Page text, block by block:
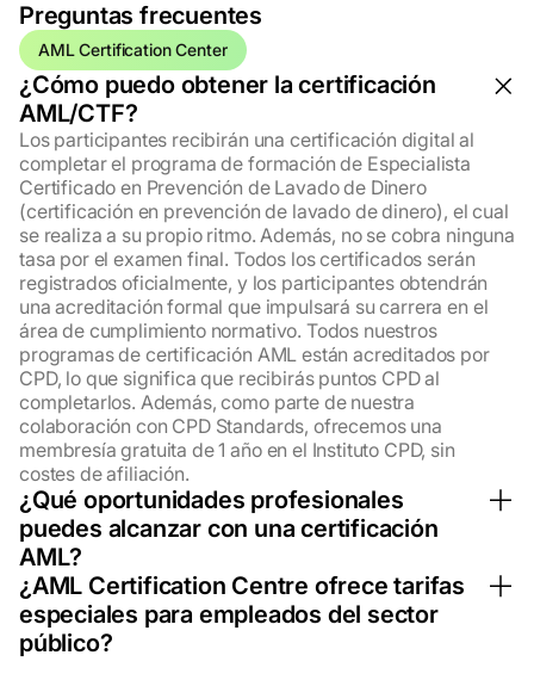
Preguntasfrecuentes
AML Certification Center
¿Cómo puedo obtener la certificación
AML/CTF?
Los participantes recibirán una certificación digital al
completar el programa de formación de Especialista
Certificado en Prevención de Lavado de Dinero
(certificación en prevención de lavado de dinero), el cual
se realiza a su propio ritmo. Además, no se cobra ninguna
tasa por el examen final. Todos los certificados serán
registrados oficialmente, y los participantes obtendrán
una acreditación formal que impulsará su carrera en el
área de cumplimiento normativo. Todos nuestros
programas de certificación AML están acreditados por
CPD, lo que significa que recibirás puntos CPD al
completarlos. Además, como parte de nuestra
colaboración con CPD Standards, ofrecemos una
membresía gratuita de 1 año en el Instituto CPD, sin
costes de afiliación.
¿Qué oportunidades profesionales
puedes alcanzar con una certificación
AML?
Con una certificación en cumplimiento de AML, puedes
calificar para cargos enfocados en la detección y
prevención del lavado de dinero y otros delitos
financieros (por ejemplo: oficial de cumplimiento,
¿AML Certification Centre ofrece tarifas
especiales para empleados del sector
público?